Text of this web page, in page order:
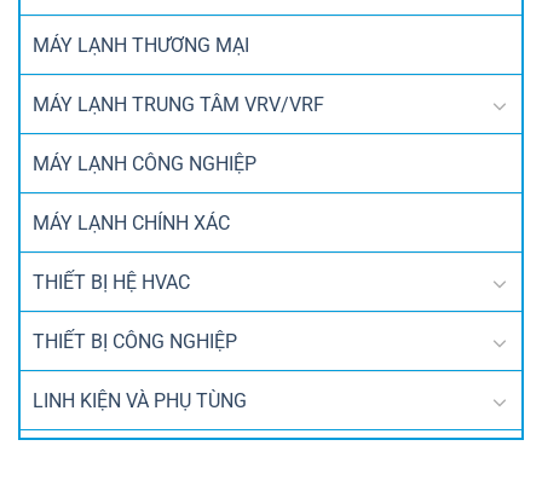
MÁY LẠNH THƯƠNG MẠI
MÁY LẠNH TRUNG TÂM VRV/VRF
MÁY LẠNH CÔNG NGHIỆP
MÁY LẠNH CHÍNH XÁC
THIẾT BỊ HỆ HVAC
THIẾT BỊ CÔNG NGHIỆP
LINH KIỆN VÀ PHỤ TÙNG